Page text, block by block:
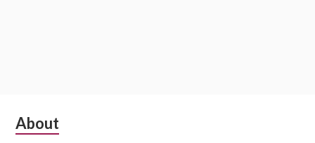
Subsidiary
About